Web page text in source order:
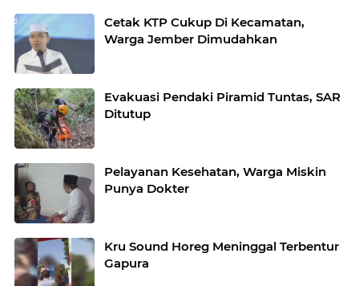
Cetak KTP Cukup Di Kecamatan,
Warga Jember Dimudahkan
Evakuasi Pendaki Piramid Tuntas, SAR
Ditutup
Pelayanan Kesehatan, Warga Miskin
Punya Dokter
Kru Sound Horeg Meninggal Terbentur
Gapura